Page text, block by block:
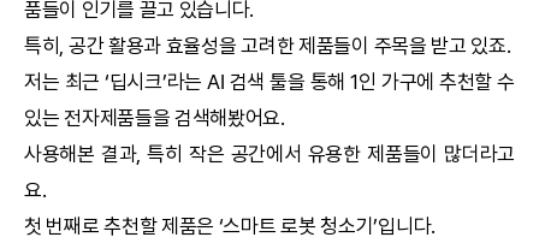
품들이 인기를 끌고 있습니다.
특히, 공간 활용과 효율성을 고려한 제품들이 주목을 받고 있죠.
저는 최근 ‘딥시크’라는AI 검색 툴을 통해 1인 가구에 추천할 수
있는 전자제품들을 검색해봤어요.
사용해본 결과, 특히 작은 공간에서 유용한 제품들이 많더라고
요.
첫 번째로 추천할 제품은 ‘스마트 로봇 청소기’입니다.